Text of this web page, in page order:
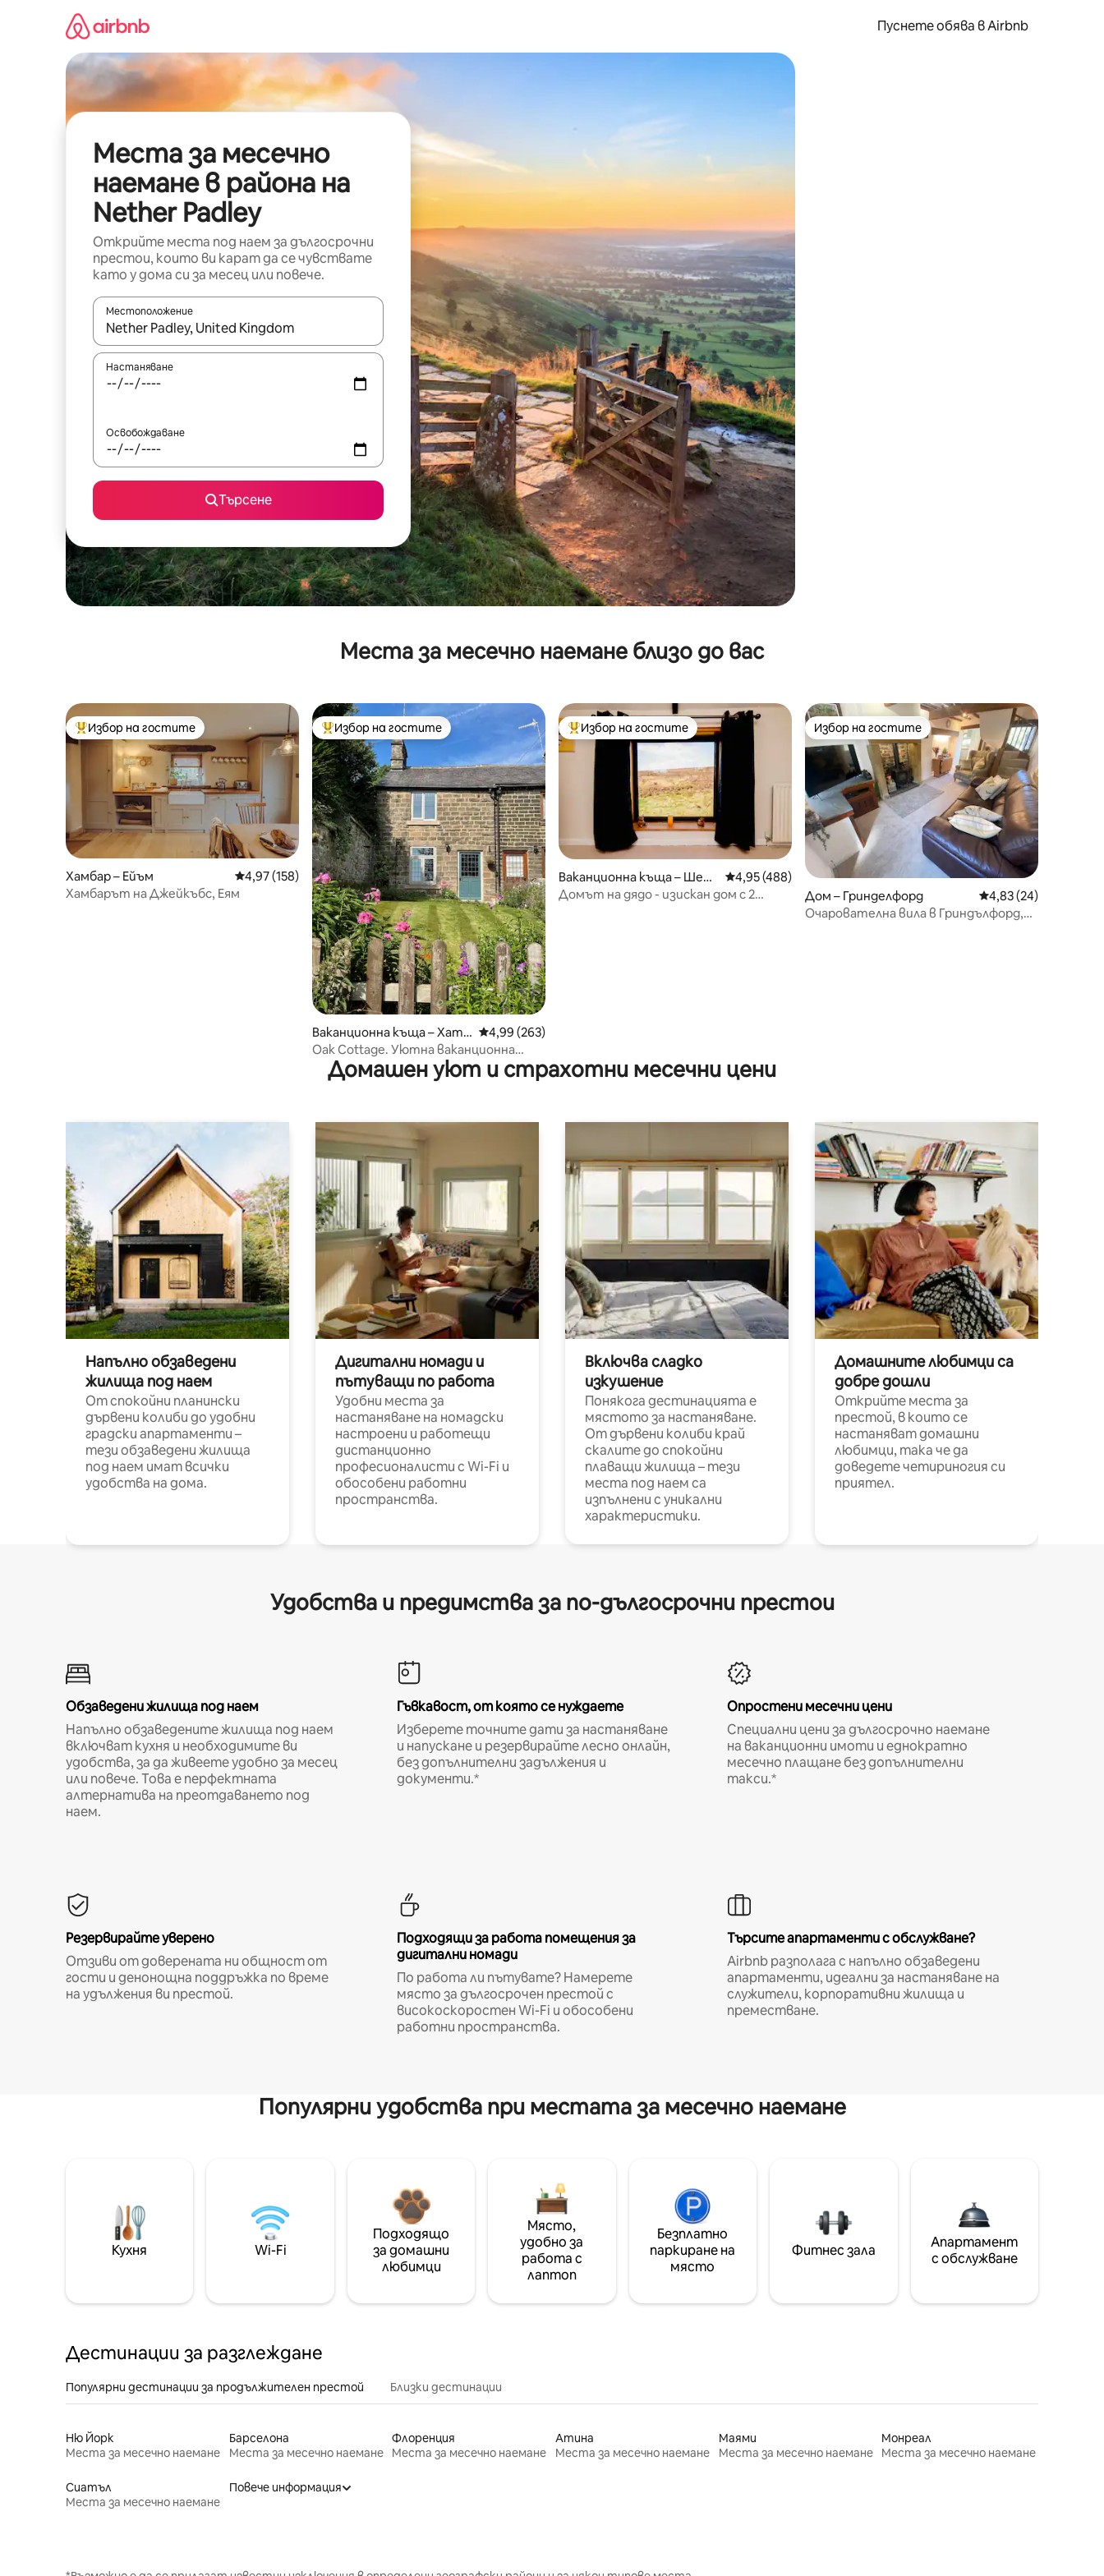
съдържанието
Пуснете обява в Airbnb
Места за месечно
наемане в района на
Nether Padley
Открийте места под наем за дългосрочни
престои, които ви карат да се чувствате
като у дома си за месец или повече.
Местоположение
Когато резултатите се покажат, използвайте клавишите със стрелки нагоре и надолу или навигирайте с докосване или плъзгане.
Настаняване
Освобождаване
Търсене
Места за месечно наемане близо до вас
Най-популярен избор на гостите
Избор на гостите
Хамбар – Ейъм Средна оценка: 4,97 от 5, 158 отзива
4,97 (158)
Хамбарът на Джейкъбс, Еям
Най-популярен избор на гостите
Избор на гостите
Ваканционна къща – Хате
рсейдж
Средна оценка: 4,99 от 5, 263 отзива
4,99 (263)
Oak Cottage. Уютна ваканционна
къща в Хедърсейдж
Най-популярен избор на гостите
Избор на гостите
Ваканционна къща – Шеф
ийлд
Средна оценка: 4,95 от 5, 488 отзива
4,95 (488)
Домът на дядо - изискан дом с 2
Избор на гостите
Избор на гостите
Дом – Гринделфорд Средна оценка:
4,83 (24)
Очарователна вила в Гриндълфорд,
Домашен уют и страхотни месечни цени
Напълно обзаведени
жилища под наем
От спокойни планински
дървени колиби до удобни
градски апартаменти –
тези обзаведени жилища
под наем имат всички
удобства на дома.
Дигитални номади и
пътуващи по работа
Удобни места за
настаняване на номадски
настроени и работещи
дистанционно
професионалисти с Wi-Fi и
обособени работни
пространства.
Включва сладко
изкушение
Понякога дестинацията е
мястото за настаняване.
От дървени колиби край
скалите до спокойни
плаващи жилища – тези
места под наем са
изпълнени с уникални
характеристики.
Домашните любимци са
добре дошли
Открийте места за
престой, в които се
настаняват домашни
любимци, така че да
доведете четириногия си
приятел.
Удобства и предимства за по-дългосрочни престои
Обзаведени жилища под наем
Напълно обзаведените жилища под наем
включват кухня и необходимите ви
удобства, за да живеете удобно за месец
или повече. Това е перфектната
алтернатива на преотдаването под
наем.
Гъвкавост, от която се нуждаете
Изберете точните дати за настаняване
и напускане и резервирайте лесно онлайн,
без допълнителни задължения и
документи.*
Опростени месечни цени
Специални цени за дългосрочно наемане
на ваканционни имоти и еднократно
месечно плащане без допълнителни
такси.*
Резервирайте уверено
Отзиви от доверената ни общност от
гости и денонощна поддръжка по време
на удължения ви престой.
Подходящи за работа помещения за
дигитални номади
По работа ли пътувате? Намерете
място за дългосрочен престой с
високоскоростен Wi-Fi и обособени
работни пространства.
Търсите апартаменти с обслужване?
Airbnb разполага с напълно обзаведени
апартаменти, идеални за настаняване на
служители, корпоративни жилища и
преместване.
Популярни удобства при местата за месечно наемане
Кухня Wi-Fi
Подходящо
за домашни
любимци
Място,
удобно за
работа с
лаптоп
Безплатно
паркиране на
място
Фитнес зала
Апартамент
с обслужване
Дестинации за разглеждане
Популярни дестинации за продължителен престой Близки дестинации
Ню Йорк
Места за месечно наемане
Барселона
Места за месечно наемане
Флоренция
Места за месечно наемане
Атина
Места за месечно наемане
Маями
Места за месечно наемане
Монреал
Места за месечно наемане
Сиатъл
Места за месечно наемане
Повече информация